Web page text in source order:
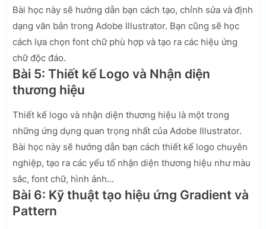
Bài học này sẽ hướng dẫn bạn cách tạo, chỉnh sửa và định
dạng văn bản trong Adobe Illustrator. Bạn cũng sẽ học
cách lựa chọn font chữ phù hợp và tạo ra các hiệu ứng
chữ độc đáo.
Bài 5: Thiết kế Logo và Nhận diện
thương hiệu
Thiết kế logo và nhận diện thương hiệu là một trong
những ứng dụng quan trọng nhất của Adobe Illustrator.
Bài học này sẽ hướng dẫn bạn cách thiết kế logo chuyên
nghiệp, tạo ra các yếu tố nhận diện thương hiệu như màu
sắc, font chữ, hình ảnh...
Bài 6: Kỹ thuật tạo hiệu ứng Gradient và
Pattern